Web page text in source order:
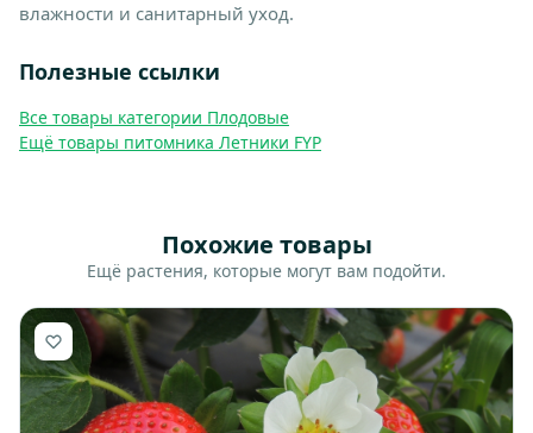
влажности и санитарный уход.
Полезные ссылки
Все товары категории Плодовые
Ещё товары питомника Летники FYP
Похожие товары
Ещё растения, которые могут вам подойти.